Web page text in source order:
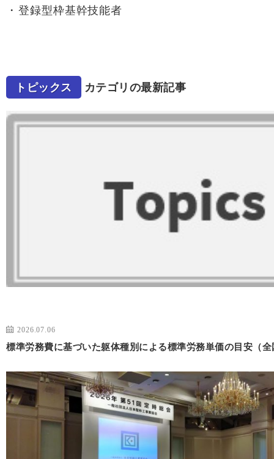
登録型枠基幹技能者
トピックス カテゴリの最新記事
2026.07.06
標準労務費に基づいた躯体種別による標準労務単価の目安（